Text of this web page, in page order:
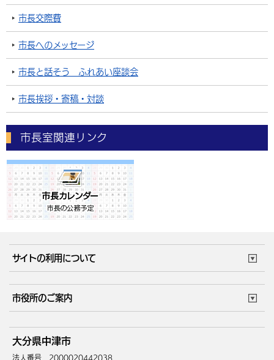
市長交際費
市長へのメッセージ
市長と話そう ふれあい座談会
市長挨拶・寄稿・対談
市長室関連リンク
サイトの利用について
サイトマップ
市役所のご案内
庁舎地図 組織案内
中津市へのアクセス
大分県中津市
法人番号 2000020442038